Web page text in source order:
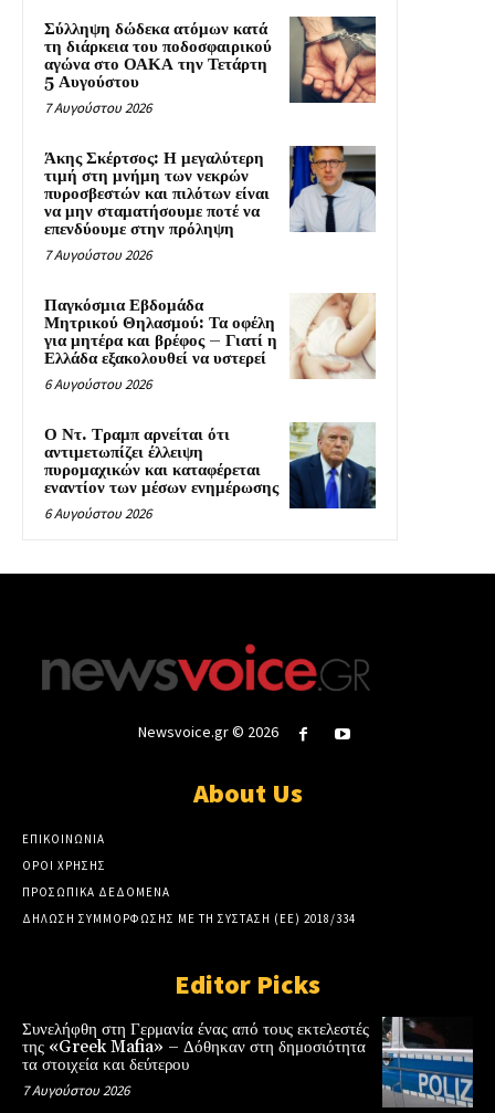
Σύλληψη δώδεκα ατόμων κατά
τη διάρκεια του ποδοσφαιρικού
αγώνα στο ΟΑΚΑ την Τετάρτη
5 Αυγούστου
7 Αυγούστου 2026
Άκης Σκέρτσος: Η μεγαλύτερη
τιμή στη μνήμη των νεκρών
πυροσβεστών και πιλότων είναι
να μην σταματήσουμε ποτέ να
επενδύουμε στην πρόληψη
7 Αυγούστου 2026
Παγκόσμια Εβδομάδα
Μητρικού Θηλασμού: Τα οφέλη
για μητέρα και βρέφος – Γιατί η
Ελλάδα εξακολουθεί να υστερεί
6 Αυγούστου 2026
Ο Ντ. Τραμπ αρνείται ότι
αντιμετωπίζει έλλειψη
πυρομαχικών και καταφέρεται
εναντίον των μέσων ενημέρωσης
6 Αυγούστου 2026
Newsvoice.gr © 2026
About Us
ΕΠΙΚΟΙΝΩΝΙΑ
ΟΡΟΙ ΧΡΗΣΗΣ
ΠΡΟΣΩΠΙΚΑ ΔΕΔΟΜΕΝΑ
ΔΗΛΩΣΗ ΣΥΜΜΟΡΦΩΣΗΣ ΜΕ ΤΗ ΣΥΣΤΑΣΗ (ΕΕ) 2018/334
Editor Picks
Συνελήφθη στη Γερμανία ένας από τους εκτελεστές
της «Greek Mafia» – Δόθηκαν στη δημοσιότητα
τα στοιχεία και δεύτερου
7 Αυγούστου 2026